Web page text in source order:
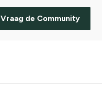
Vraag de Community